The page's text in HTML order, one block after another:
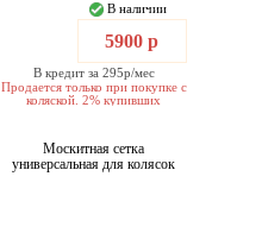
В наличии
5900 р
В кредит за 295р/мес
Продается только при покупке с
коляской. 2% купивших
Москитная сетка
универсальная для колясок